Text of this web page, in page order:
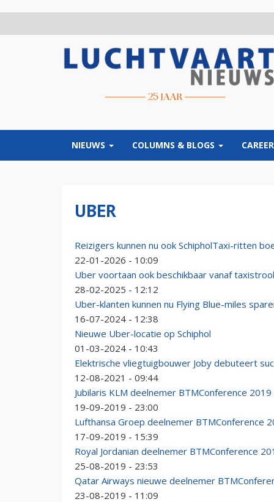
NIEUWS COLUMNS & BLOGS
UBER
Reizigers kunnen nu ook SchipholTaxi-ritten
22-01-2026 - 10:09
Uber voortaan ook beschikbaar vanaf
28-02-2025 - 12:12
Uber-klanten kunnen nu Flying Blue-miles
16-07-2024 - 12:38
Nieuwe Uber-locatie op Schiphol
01-03-2024 - 10:43
Elektrische vliegtuigbouwer Joby debuteert
12-08-2021 - 09:44
Jubilaris KLM deelnemer BTMConference 2019
19-09-2019 - 23:00
Lufthansa Groep deelnemer BTMConference
17-09-2019 - 15:39
Royal Jordanian deelnemer BTMConference
25-08-2019 - 23:53
Qatar Airways nieuwe deelnemer
23-08-2019 - 11:09